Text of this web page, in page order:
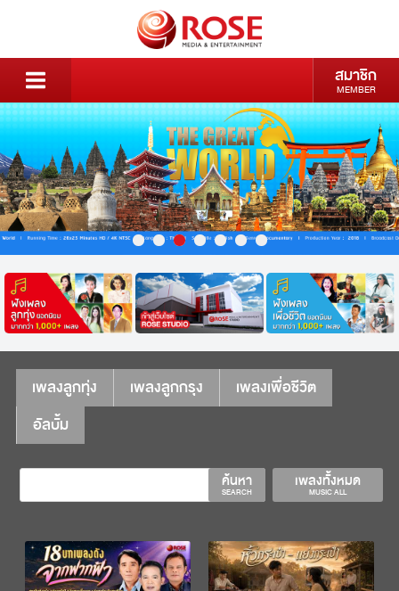
สมาชิก
MEMBER
เพลงลูกทุ่ง เพลงลูกกรุง
เพลงเพื่อชีวิต
อัลบั้ม
เพลงทั้งหมด
MUSIC ALL
ค้นหา
SEARCH